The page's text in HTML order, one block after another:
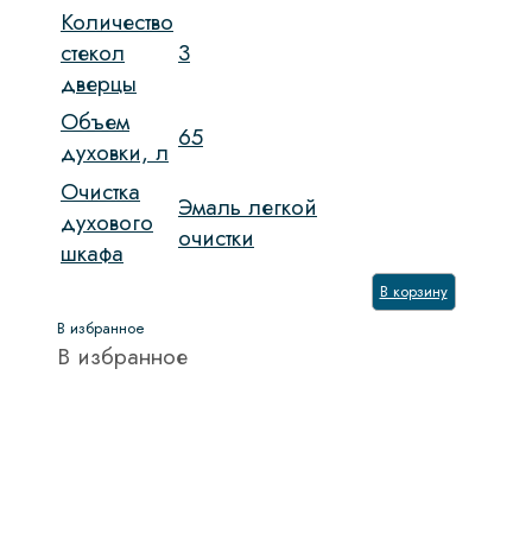
Количество
стекол
дверцы
3
Объем
духовки, л 65
Очистка
духового
шкафа
Эмаль легкой
очистки
В корзину
В избранное
В избранное